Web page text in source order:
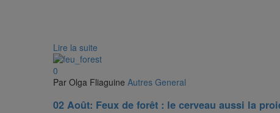
Lire la suite
0
Par Olga Fliaguine Autres General
02 Août: Feux de forêt : le cerveau aussi la